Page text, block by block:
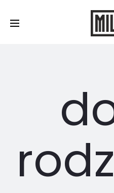
Skontaktuj się z nami: